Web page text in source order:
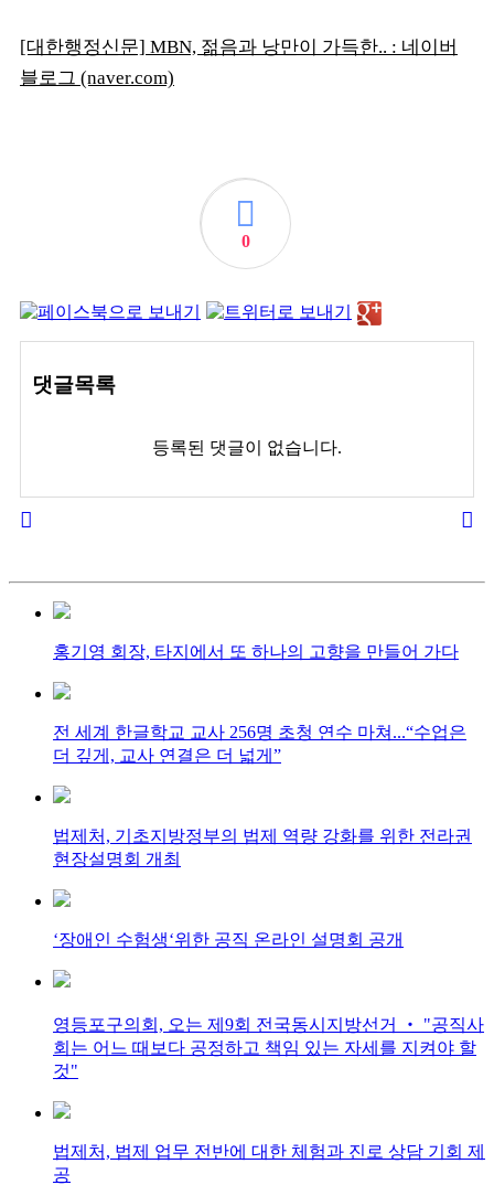
[대한행정신문] MBN, 젊음과 낭만이 가득한.. : 네이버
블로그 (naver.com)
0
댓글목록
등록된 댓글이 없습니다.
홍기영 회장, 타지에서 또 하나의 고향을 만들어 가다
전 세계 한글학교 교사 256명 초청 연수 마쳐...“수업은
더 깊게, 교사 연결은 더 넓게”
법제처, 기초지방정부의 법제 역량 강화를 위한 전라권
현장설명회 개최
‘장애인 수험생‘위한 공직 온라인 설명회 공개
영등포구의회, 오는 제9회 전국동시지방선거 ‧ "공직사
회는 어느 때보다 공정하고 책임 있는 자세를 지켜야 할
것"
법제처, 법제 업무 전반에 대한 체험과 진로 상담 기회 제
공